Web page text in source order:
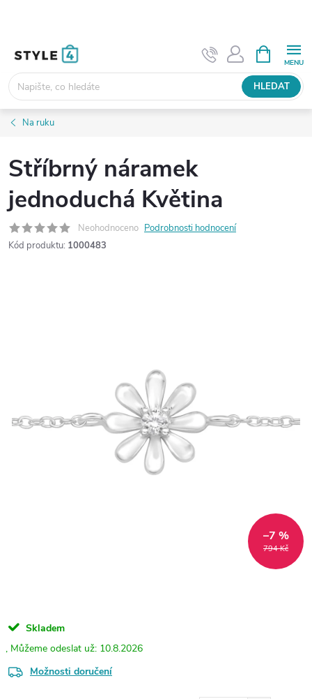
HLEDAT
NÁKUPNÍ
KOŠÍK
Na ruku
Stříbrný náramek
jednoduchá Květina
Neohodnoceno Podrobnosti hodnocení
Kód produktu: 1000483
794 Kč
–7 %
Skladem
10.8.2026
Možnosti doručení